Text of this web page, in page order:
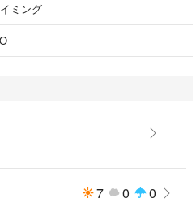
ン #スキューバプロ #ダイビング #ダ
ミング
7 0 0